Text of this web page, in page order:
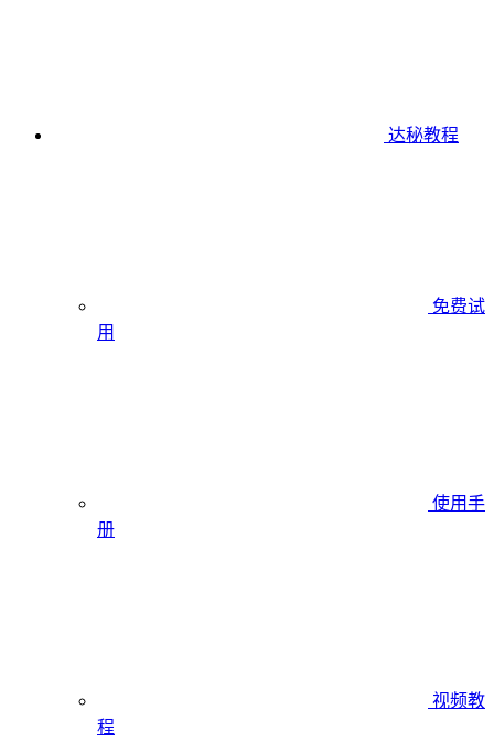
达秘教程
免费试
用
使用手
册
视频教
程